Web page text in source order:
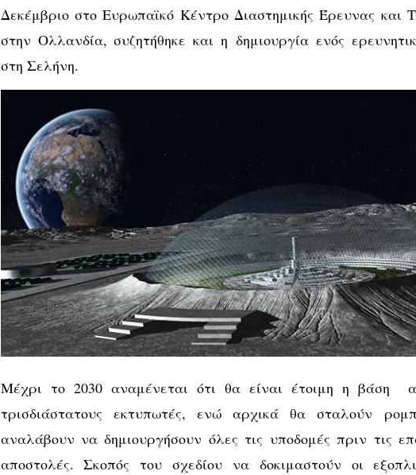
Δεκέμβριο στο Ευρωπαϊκό Κέντρο Διαστημικής Έρευνας και
στην Ολλανδία, συζητήθηκε και η δημιουργία ενός
στη Σελήνη.
Μέχρι το 2030 αναμένεται ότι θα είναι έτοιμη η βάση
τρισδιάστατους εκτυπωτές, ενώ αρχικά θα σταλούν
αναλάβουν να δημιουργήσουν όλες τις υποδομές πριν τις
αποστολές. Σκοπός του σχεδίου να δοκιμαστούν οι